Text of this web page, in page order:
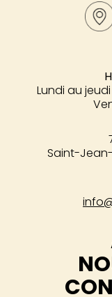
Lundi au jeudi
Saint-